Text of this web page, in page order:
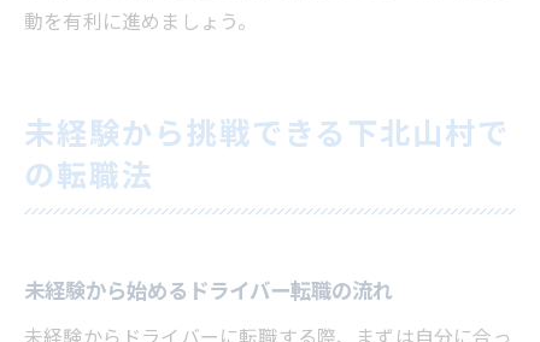
動を有利に進めましょう。
未経験から挑戦できる下北山村で
の転職法
未経験から始めるドライバー転職の流れ
未経験からドライバーに転職する際、まずは自分に合っ